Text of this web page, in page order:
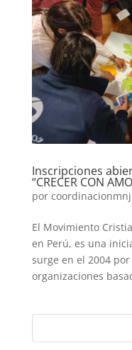
Inscripciones
“CRECER CON
por coordinacionmnj
El Movimiento
en Perú, es una
surge en el 2004
organizaciones